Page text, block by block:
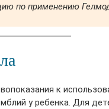
по применению
к
у ребенка. Для